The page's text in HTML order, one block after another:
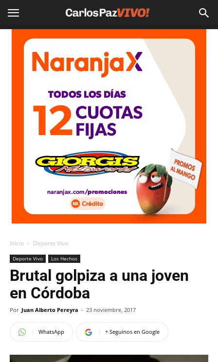
Inicio Deporte Vivo
Deporte Vivo Los Hechos
Brutal golpiza a una joven
en Córdoba
Por Juan Alberto Pereyra - 23 noviembre, 2017
WhatsApp + Seguinos en Google